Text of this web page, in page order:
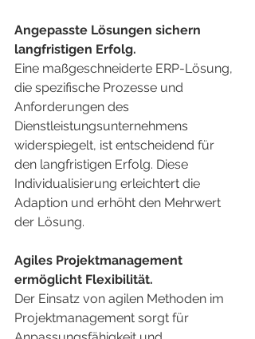
Angepasste Lösungen sichern
langfristigen Erfolg.
Eine maßgeschneiderte ERP-Lösung,
die spezifische Prozesse und
Anforderungen des
Dienstleistungsunternehmens
widerspiegelt, ist entscheidend für
den langfristigen Erfolg. Diese
Individualisierung erleichtert die
Adaption und erhöht den Mehrwert
der Lösung.
Agiles Projektmanagement
ermöglicht Flexibilität.
Der Einsatz von agilen Methoden im
Projektmanagement sorgt für